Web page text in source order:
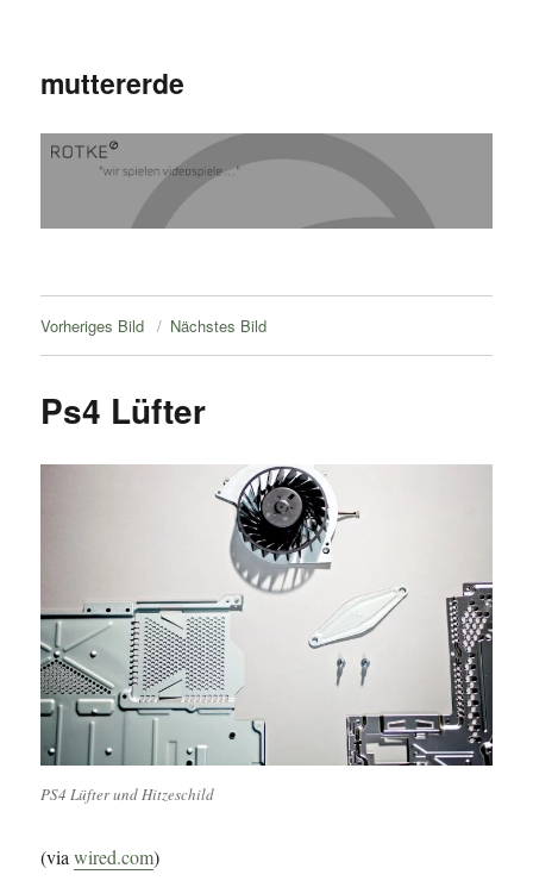
muttererde
Vorheriges Bild Nächstes Bild
Ps4 Lüfter
PS4 Lüfter und Hitzeschild
(viawired.com)